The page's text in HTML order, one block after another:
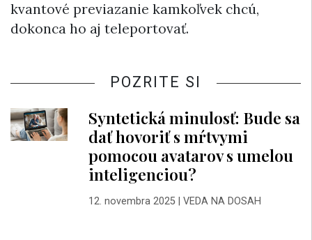
kvantové previazanie kamkoľvek chcú,
dokonca ho aj teleportovať.
POZRITE SI
Syntetická minulosť: Bude sa
dať hovoriť s mŕtvymi
pomocou avatarov s umelou
inteligenciou?
12. novembra 2025| VEDA NA DOSAH